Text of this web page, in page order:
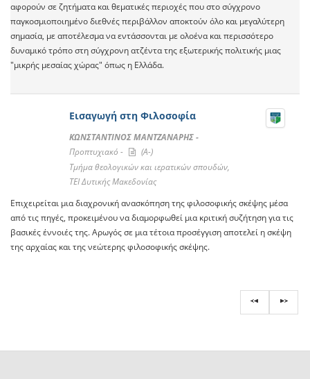
αφορούν σε ζητήματα και θεματικές περιοχές που στο σύγχρονο
παγκοσμιοποιημένο διεθνές περιβάλλον αποκτούν όλο και μεγαλύτερη
σημασία, με αποτέλεσμα να εντάσσονται με ολοένα και περισσότερο
δυναμικό τρόπο στη σύγχρονη ατζέντα της εξωτερικής πολιτικής μιας
"μικρής μεσαίας χώρας" όπως η Ελλάδα.
Εισαγωγή στη Φιλοσοφία
ΚΩΝΣΤΑΝΤΙΝΟΣ ΜΑΝΤΖΑΝΑΡΗΣ -
Προπτυχιακό -
(A-)
Τμήμα θεολογικών και ιερατικών σπουδών,
ΤΕΙ Δυτικής Μακεδονίας
Επιχειρείται μια διαχρονική ανασκόπηση της φιλοσοφικής σκέψης μέσα
από τις πηγές, προκειμένου να διαμορφωθεί μια κριτική συζήτηση για τις
βασικές έννοιές της. Αρωγός σε μια τέτοια προσέγγιση αποτελεί η σκέψη
της αρχαίας και της νεώτερης φιλοσοφικής σκέψης.